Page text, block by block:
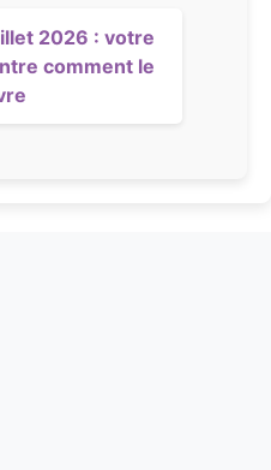
2026 : votre
comment le